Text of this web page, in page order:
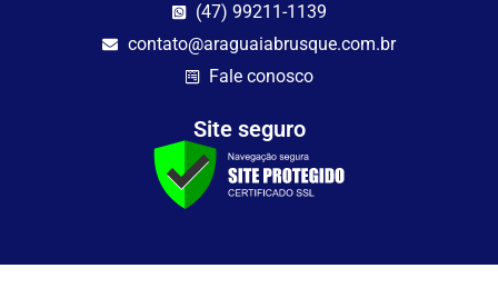
(47) 99211-1139
contato@araguaiabrusque.com.br
Fale conosco
Site seguro